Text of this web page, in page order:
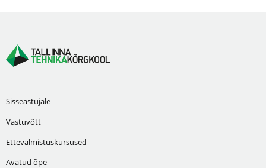
Sisseastujale
Vastuvõtt
Ettevalmistuskursused
Avatud õpe